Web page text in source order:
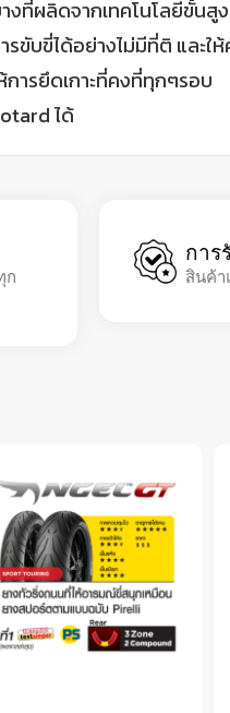
งที่ผลิดจากเทคโนโลยีขั้น
ขับขี่ได้อย่างไม่มีที่ติ และใ
การยึดเกาะที่คงที่ทุกๆรอบ
ได้
ก
การ
สินค้า